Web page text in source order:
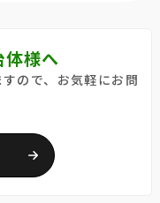
体様へ
ので、お気軽にお問